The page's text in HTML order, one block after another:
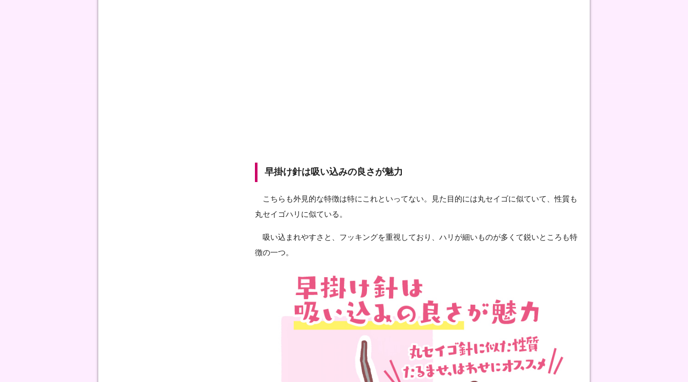
早掛け針は吸い込みの良さが魅力
こちらも外見的な特徴は特にこれといってない。見た目的には丸セイゴに似ていて、性質も
丸セイゴハリに似ている。
吸い込まれやすさと、フッキングを重視しており、ハリが細いものが多くて鋭いところも特
徴の一つ。